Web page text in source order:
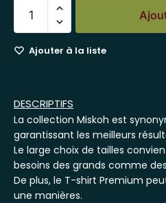
Ajouter à la liste
DESCRIPTIFS
La collection Miskoh est
garantissant les meilleurs
Le large choix de tailles
besoins des grands comme
De plus, le T-shirt Premium
une manières.